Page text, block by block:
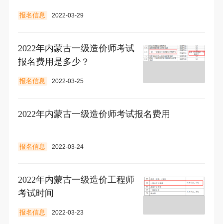
报名信息 2022-03-29
2022年内蒙古一级造价师考试
报名费用是多少？
报名信息 2022-03-25
2022年内蒙古一级造价师考试报名费用
报名信息 2022-03-24
2022年内蒙古一级造价工程师
考试时间
报名信息 2022-03-23